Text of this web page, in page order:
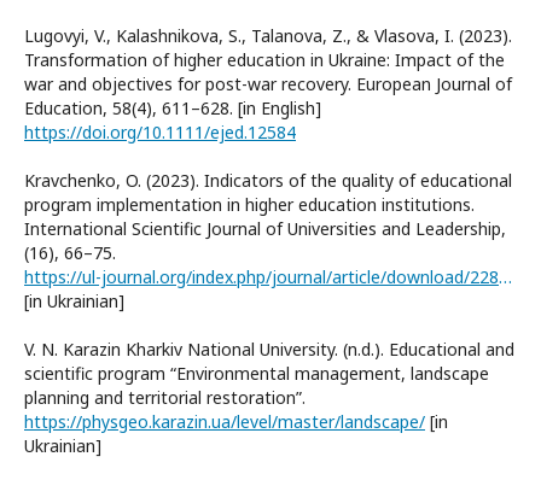
Lugovyi, V., Kalashnikova, S., Talanova, Z., & Vlasova, I. (2023).
Transformation of higher education in Ukraine: Impact of the
war and objectives for post-war recovery. European Journal of
Education, 58(4), 611–628. [in English]
https://doi.org/10.1111/ejed.12584
Kravchenko, O. (2023). Indicators of the quality of educational
program implementation in higher education institutions.
International Scientific Journal of Universities and Leadership,
(16), 66–75.
https://ul-journal.org/index.php/journal/article/download/228/200/
[in Ukrainian]
V. N. Karazin Kharkiv National University. (n.d.). Educational and
scientific program “Environmental management, landscape
planning and territorial restoration”.
https://physgeo.karazin.ua/level/master/landscape/ [in
Ukrainian]